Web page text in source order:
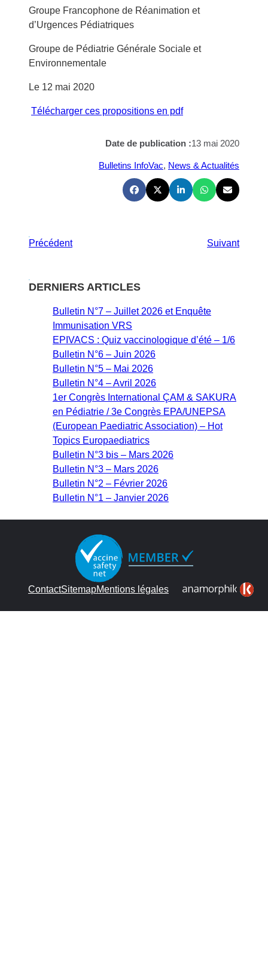
Groupe Francophone de Réanimation et
d’Urgences Pédiatriques
Groupe de Pédiatrie Générale Sociale et
Environnementale
Le 12 mai 2020
Télécharger ces propositions en pdf
Date de publication :13 mai 2020
Bulletins InfoVac, News & Actualités
Précédent Suivant
DERNIERS ARTICLES
Bulletin N°7 – Juillet 2026 et Enquête
Immunisation VRS
EPIVACS : Quiz vaccinologique d’été – 1/6
Bulletin N°6 – Juin 2026
Bulletin N°5 – Mai 2026
Bulletin N°4 – Avril 2026
1er Congrès International ÇAM & SAKURA
en Pédiatrie / 3e Congrès EPA/UNEPSA
(European Paediatric Association) – Hot
Topics Europaediatrics
Bulletin N°3 bis – Mars 2026
Bulletin N°3 – Mars 2026
Bulletin N°2 – Février 2026
Bulletin N°1 – Janvier 2026
ContactSitemapMentions légales